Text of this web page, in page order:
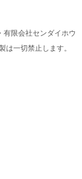
有限会社センダイホウ
一切禁止します。